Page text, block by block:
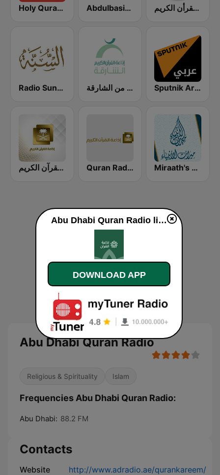
Holy Quran 106.1(106.1 القرآن الكريم) Abdulbasit Abdulsamad WARSH Radio إذاعة القرأن الكريم
Radio Sunna إذاعة السنة إذاعة القران الكريم من الشارقة Holy Quran Radio from Sharjah Sputnik Arabic (عربي)
إذاعة القرآن الكريم - Holy Quran Radio Quran Radio اذاعة القرآن الكريم - الرياض Miraath's Holy Quran Radio ( ميراث القرآن الكريم)
Abu Dhabi Quran Radio
Religious & Spirituality Islam
Frequencies Abu Dhabi Quran Radio:
Abu Dhabi: 88.2 FM
Contacts
Website
http://www.adradio.ae/qurankareem/
Abu Dhabi Quran Radio live
DOWNLOAD APP